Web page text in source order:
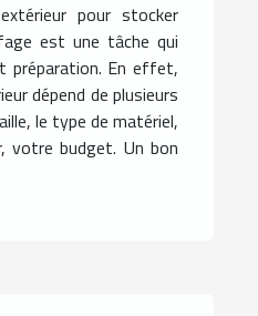
pour stocker
est une tâche qui
préparation. En effet,
dépend de plusieurs
le type de matériel,
votre budget. Un bon